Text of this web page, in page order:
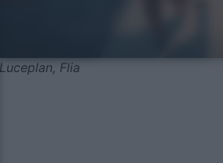
Luceplan, Flia